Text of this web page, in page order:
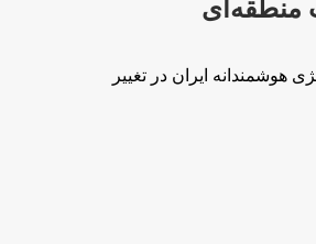
منطقه‌ای
ایران در تغییر